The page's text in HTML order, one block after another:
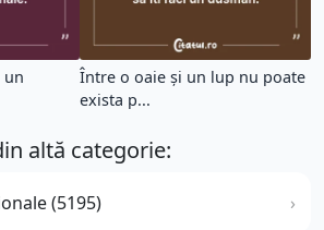
un
Între o oaie și un lup nu poate
exista p...
altă categorie:
(5195)